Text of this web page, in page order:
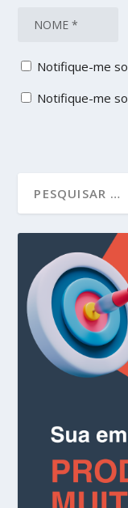
Notifique-me
Notifique-me